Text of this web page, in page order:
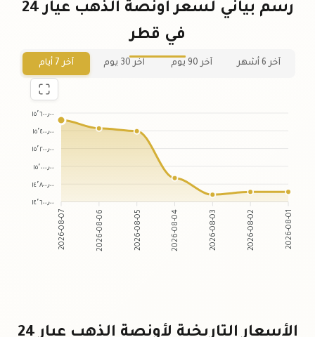
رسم بياني لسعر أونصة الذهب عيار 24
في قطر
آخر 6 أشهر آخر 90 يوم آخر 30 يوم آخر 7 أيام
١٥٬٦٠٠٫٠٠
١٥٬٤٠٠٫٠٠
١٥٬٢٠٠٫٠٠
١٥٬٠٠٠٫٠٠
١٤٬٨٠٠٫٠٠
١٤٬٦٠٠٫٠٠
2026-08-07 2026-08-06 2026-08-05 2026-08-04 2026-08-03 2026-08-02 2026-08-01